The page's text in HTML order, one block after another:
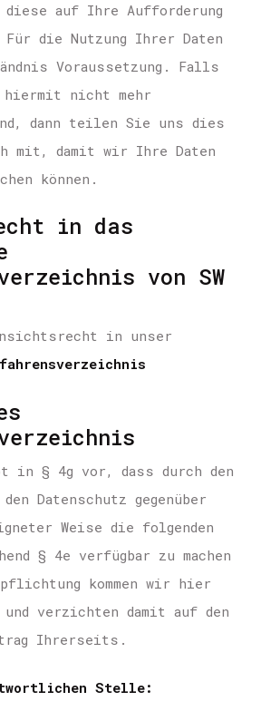
auf Ihre Aufforderung
die Nutzung Ihrer Daten
Voraussetzung. Falls
nicht mehr
dann teilen Sie uns dies
damit wir Ihre Daten
können.
in das
von SW
in unser
in § 4g vor, dass durch den
Datenschutz gegenüber
Weise die folgenden
§ 4e verfügbar zu machen
kommen wir hier
verzichten damit auf den
Ihrerseits.
Stelle: